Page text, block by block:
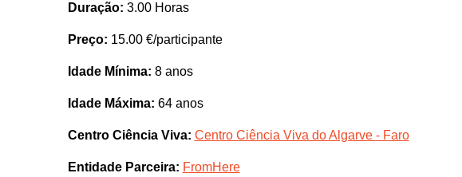
Duração: 3.00 Horas
Preço: 15.00 €/participante
Idade Mínima: 8 anos
Idade Máxima: 64 anos
Centro Ciência Viva: Centro Ciência Viva do Algarve - Faro
Entidade Parceira: FromHere